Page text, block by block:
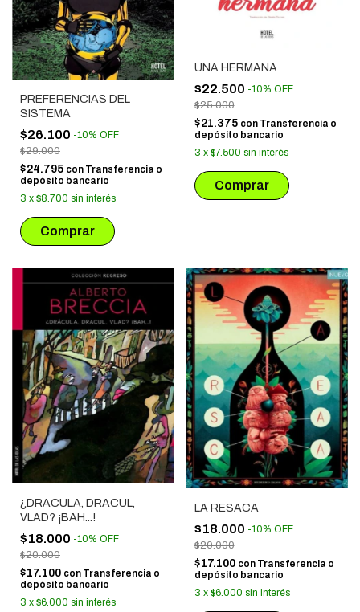
PREFERENCIAS DEL
SISTEMA
$26.100 -10% OFF
$29.000
$24.795 con Transferencia o
depósito bancario
3 x $8.700 sin interés
UNA HERMANA
$22.500 -10% OFF
$25.000
$21.375 con Transferencia o
depósito bancario
3 x $7.500 sin interés
¿DRACULA, DRACUL,
VLAD? ¡BAH...!
$18.000 -10% OFF
$20.000
$17.100 con Transferencia o
depósito bancario
3 x $6.000 sin interés
LA RESACA
$18.000 -10% OFF
$20.000
$17.100 con Transferencia o
depósito bancario
3 x $6.000 sin interés